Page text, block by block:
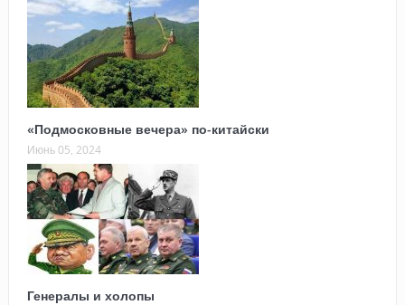
«Подмосковные вечера» по-китайски
Июнь 05, 2024
Генералы и холопы